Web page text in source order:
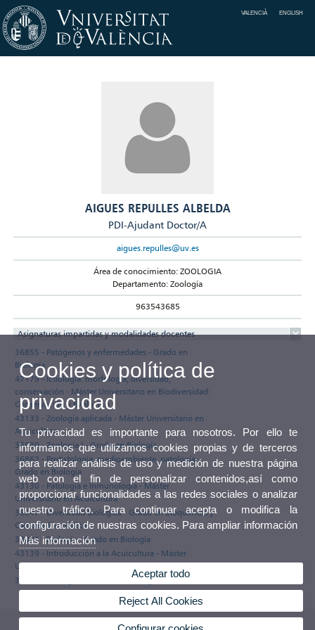
VALENCIÀ ENGLISH
AIGUES REPULLES ALBELDA
PDI-Ajudant Doctor/A
aigues.repulles@uv.es
Área de conocimiento: ZOOLOGIA
Departamento: Zoología
963543685
Asignaturas impartidas y modalidades docentes
36855 - Patógenos y enfermedades - Grado en
Biología
47179 - Ictiología: morfología, diversidad,
conservación - Máster Universitario en Biodiversidad:
Conservación y Evolución
43133 - Zoología aplicada - Máster Universitario en
Acuicultura
36830 - Zoología I - Grado en Biología
36862 - Protistología: medioambiente, patología -
Grado en Biología
43130 - Patología e Inmunología - Máster
Universitario en Acuicultura
36347 - Diversidad biológica - Grado en Bioquímica y
Ciencias Biomédicas
33041 - Biología - Grado en Biología
43139 - Introducción a la Acuicultura - Máster
Universitario en Acuicultura
36836 - Zoología II - Grado en Biología
Cookies y política de
privacidad
Tu privacidad es importante para nosotros. Por ello te
informamos que utilizamos cookies propias y de terceros
para realizar análisis de uso y medición de nuestra página
web con el fin de personalizar contenidos,así como
proporcionar funcionalidades a las redes sociales o analizar
nuestro tráfico. Para continuar acepta o modifica la
configuración de nuestras cookies. Para ampliar información
Más información
Aceptar todo
Reject All Cookies